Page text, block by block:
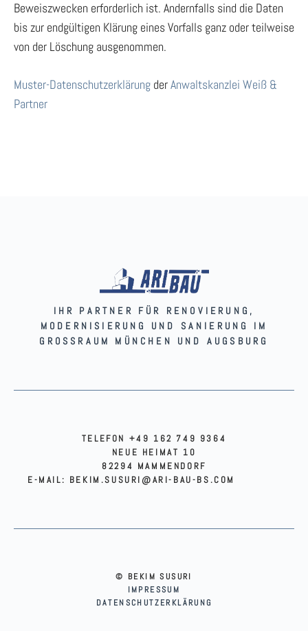
Beweiszwecken erforderlich ist. Andernfalls sind die Daten
bis zur endgültigen Klärung eines Vorfalls ganz oder teilweise
von der Löschung ausgenommen.
Muster-Datenschutzerklärung derAnwaltskanzlei Weiß &
Partner
IHR PARTNER FÜR RENOVIERUNG,
MODERNISIERUNG UND SANIERUNG IM
GROSSRAUM MÜNCHEN UND AUGSBURG
TELEFON +49 162 749 9364
NEUE HEIMAT 10
82294 MAMMENDORF
E-MAIL: BEKIM.SUSURI@ARI-BAU-BS.COM
© BEKIM SUSURI
IMPRESSUM
DATENSCHUTZERKLÄRUNG